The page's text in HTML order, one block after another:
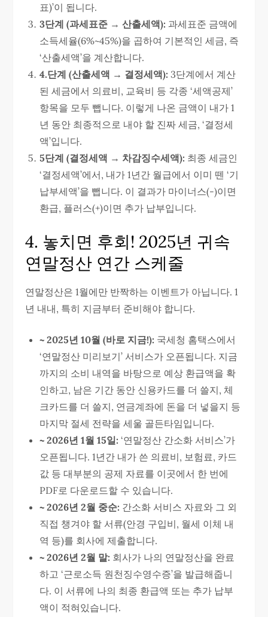
표)’이 됩니다.
3단계 (과세표준 → 산출세액): 과세표준 금액에
소득세율(6%~45%)을 곱하여 기본적인 세금, 즉
‘산출세액’을 계산합니다.
4.단계 (산출세액 → 결정세액): 3단계에서 계산
된 세금에서 의료비, 교육비 등 각종 ‘세액공제’
항목을 모두 뺍니다. 이렇게 나온 금액이 내가 1
년 동안 최종적으로 내야 할 진짜 세금, ‘결정세
액’입니다.
5단계 (결정세액 → 차감징수세액): 최종 세금인
‘결정세액’에서, 내가 1년간 월급에서 이미 뗀 ‘기
납부세액’을 뺍니다. 이 결과가 마이너스(-)이면
환급, 플러스(+)이면 추가 납부입니다.
4. 놓치면 후회! 2025년 귀속
연말정산 연간 스케줄
연말정산은 1월에만 반짝하는 이벤트가 아닙니다. 1
년 내내, 특히 지금부터 준비해야 합니다.
~ 2025년 10월 (바로 지금!): 국세청 홈택스에서
‘연말정산 미리보기’ 서비스가 오픈됩니다. 지금
까지의 소비 내역을 바탕으로 예상 환급액을 확
인하고, 남은 기간 동안 신용카드를 더 쓸지, 체
크카드를 더 쓸지, 연금계좌에 돈을 더 넣을지 등
마지막 절세 전략을 세울 골든타임입니다.
~ 2026년 1월 15일: ‘연말정산 간소화 서비스’가
오픈됩니다. 1년간 내가 쓴 의료비, 보험료, 카드
값 등 대부분의 공제 자료를 이곳에서 한 번에
PDF로 다운로드할 수 있습니다.
~ 2026년 2월 중순: 간소화 서비스 자료와 그 외
직접 챙겨야 할 서류(안경 구입비, 월세 이체 내
역 등)를 회사에 제출합니다.
~ 2026년 2월 말: 회사가 나의 연말정산을 완료
하고 ‘근로소득 원천징수영수증’을 발급해줍니
다. 이 서류에 나의 최종 환급액 또는 추가 납부
액이 적혀있습니다.